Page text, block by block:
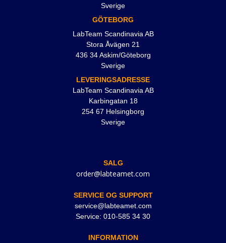
Sverige
GÖTEBORG
LabTeam Scandinavia AB
Stora Åvägen 21
436 34 Askim/Göteborg
Sverige
LEVERINGSADRESSE
LabTeam Scandinavia AB
Karbingatan 18
254 67 Helsingborg
Sverige
SALG
order@labteamet.com
SERVICE OG SUPPORT
service@labteamet.com
Service: 010-585 34 30
INFORMATION